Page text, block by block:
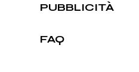
PUBBLICITÀ
FAQ